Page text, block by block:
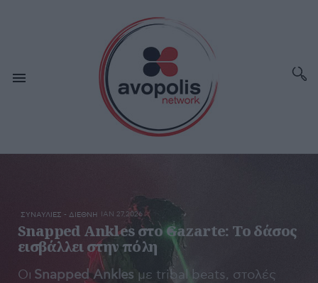
ΣΥΝΑΥΛΙΕΣ - ΔΙΕΘΝΗ ΙΑΝ 27,2026
Snapped Ankles στο Gazarte: To δάσος
εισβάλλει στην πόλη
Οι Snapped Ankles με tribal beats, στολές